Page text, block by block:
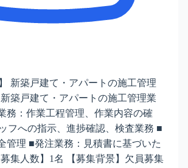
新築戸建て・アパートの施工管理
新築戸建て・アパートの施工管理業
務：作業工程管理、作業内容の確
フへの指示、進捗確認、検査業務 ■
管理 ■発注業務：見積書に基づいた
集人数】1名 【募集背景】欠員募集